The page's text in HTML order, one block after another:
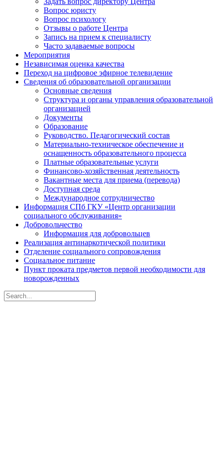
Вопрос юристу
Вопрос психологу
Отзывы о работе Центра
Запись на прием к специалисту
Часто задаваемые вопросы
Мероприятия
Независимая оценка качества
Переход на цифровое эфирное телевидение
Сведения об образовательной организации
Основные сведения
Структура и органы управления образовательной
организацией
Документы
Образование
Руководство. Педагогический состав
Материально-техническое обеспечение и
оснащенность образовательного процесса
Платные образовательные услуги
Финансово-хозяйственная деятельность
Вакантные места для приема (перевода)
Доступная среда
Международное сотрудничество
Информация СПб ГКУ «Центр организации
социального обслуживания»
Добровольчество
Информация для добровольцев
Реализация антинаркотической политики
Отделение социального сопровождения
Социальное питание
Пункт проката предметов первой необходимости для
новорожденных
Search
for: